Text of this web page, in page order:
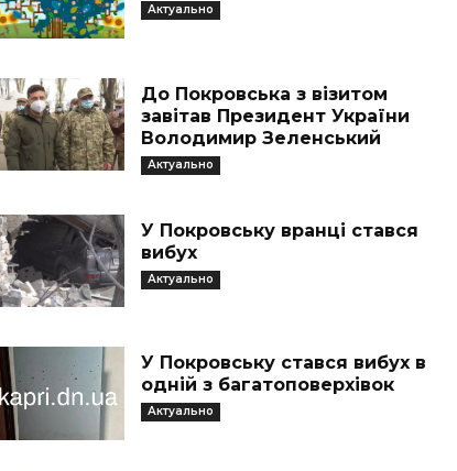
Актуально
До Покровська з візитом
завітав Президент України
Володимир Зеленський
Актуально
У Покровську вранці стався
вибух
Актуально
У Покровську стався вибух в
одній з багатоповерхівок
Актуально